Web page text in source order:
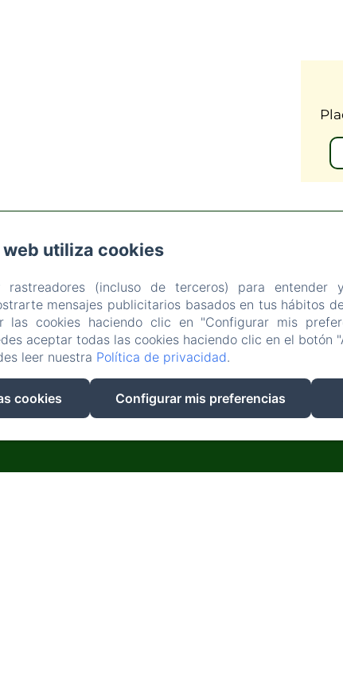
CONTACT@AUBERGEKOSKENIA.COM
ALOJAMIENTOS RESTAURANTE NUESTRAS
NUESTRO ENTORNO CONTACTO
EN FR ES
DESARROLLADO CON AMENITIZ
utiliza cookies
rastreadores (incluso de terceros) para
mensajes publicitarios basados en tus hábitos
las cookies haciendo clic en "Configurar mis
aceptar todas las cookies haciendo clic en el botón
leer nuestra Política de privacidad.
cookies Configurar mis preferencias